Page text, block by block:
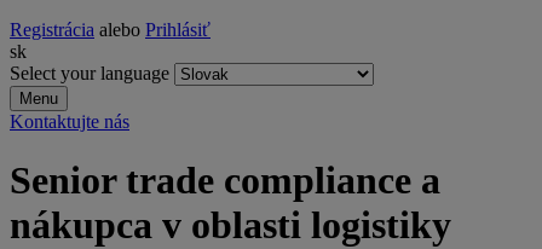
Registrácia alebo Prihlásiť
sk
Select your language
Menu
Kontaktujte nás
Senior trade compliance a
nákupca v oblasti logistiky